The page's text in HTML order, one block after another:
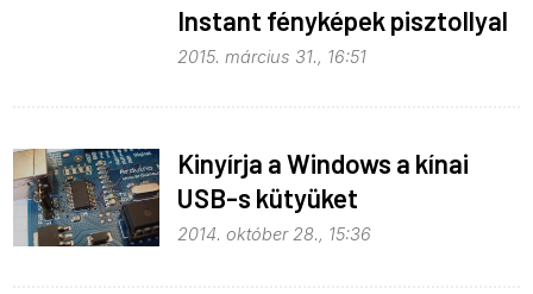
Instant fényképek pisztollyal
2015. március 31., 16:51
Kinyírja a Windows a kínai
USB-s kütyüket
2014. október 28., 15:36